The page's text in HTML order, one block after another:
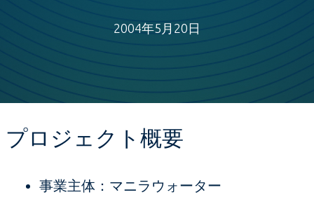
2004年5月20日
プロジェクト概要
事業主体：マニラウォーター